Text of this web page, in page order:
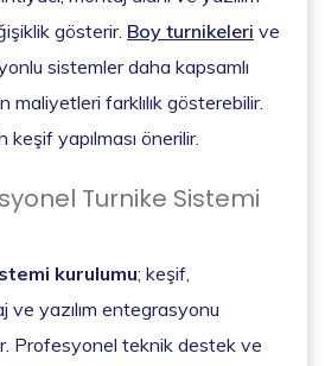
gösterir. Boy turnikeleri ve
sistemler daha kapsamlı
maliyetleri farklılık gösterebilir.
yapılması önerilir.
Turnike Sistemi
kurulumu; keşif,
ve yazılım entegrasyonu
Profesyonel teknik destek ve